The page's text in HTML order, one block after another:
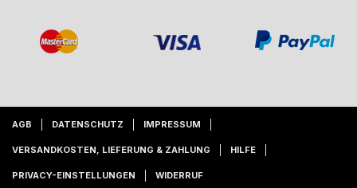
AGB DATENSCHUTZ IMPRESSUM
VERSANDKOSTEN, LIEFERUNG & ZAHLUNG HILFE
PRIVACY-EINSTELLUNGEN WIDERRUF